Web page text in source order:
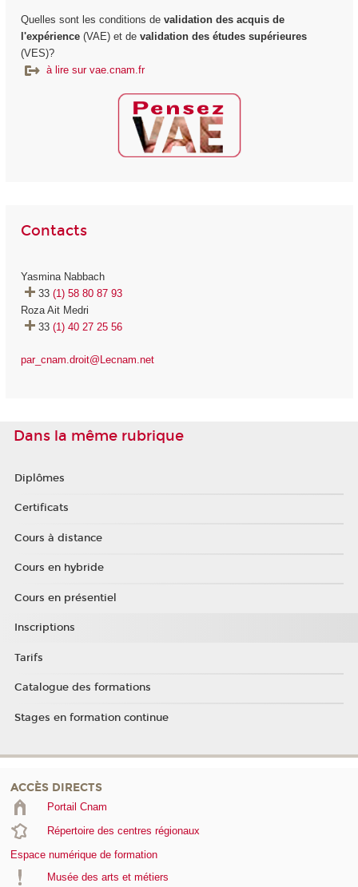
Quelles sont les conditions devalidation des acquis de
l'expérience(VAE) et de validation des études supérieures
(VES)?
à lire sur vae.cnam.fr
Contacts
Yasmina Nabbach
33 (1) 58 80 87 93
Roza Ait Medri
33 (1) 40 27 25 56
par_cnam.droit@Lecnam.net
Dans la même rubrique
Diplômes
Certificats
Cours à distance
Cours en hybride
Cours en présentiel
Inscriptions
Tarifs
Catalogue des formations
Stages en formation continue
ACCÈS DIRECTS
Portail Cnam
Répertoire des centres régionaux
Espace numérique de formation
Musée des arts et métiers